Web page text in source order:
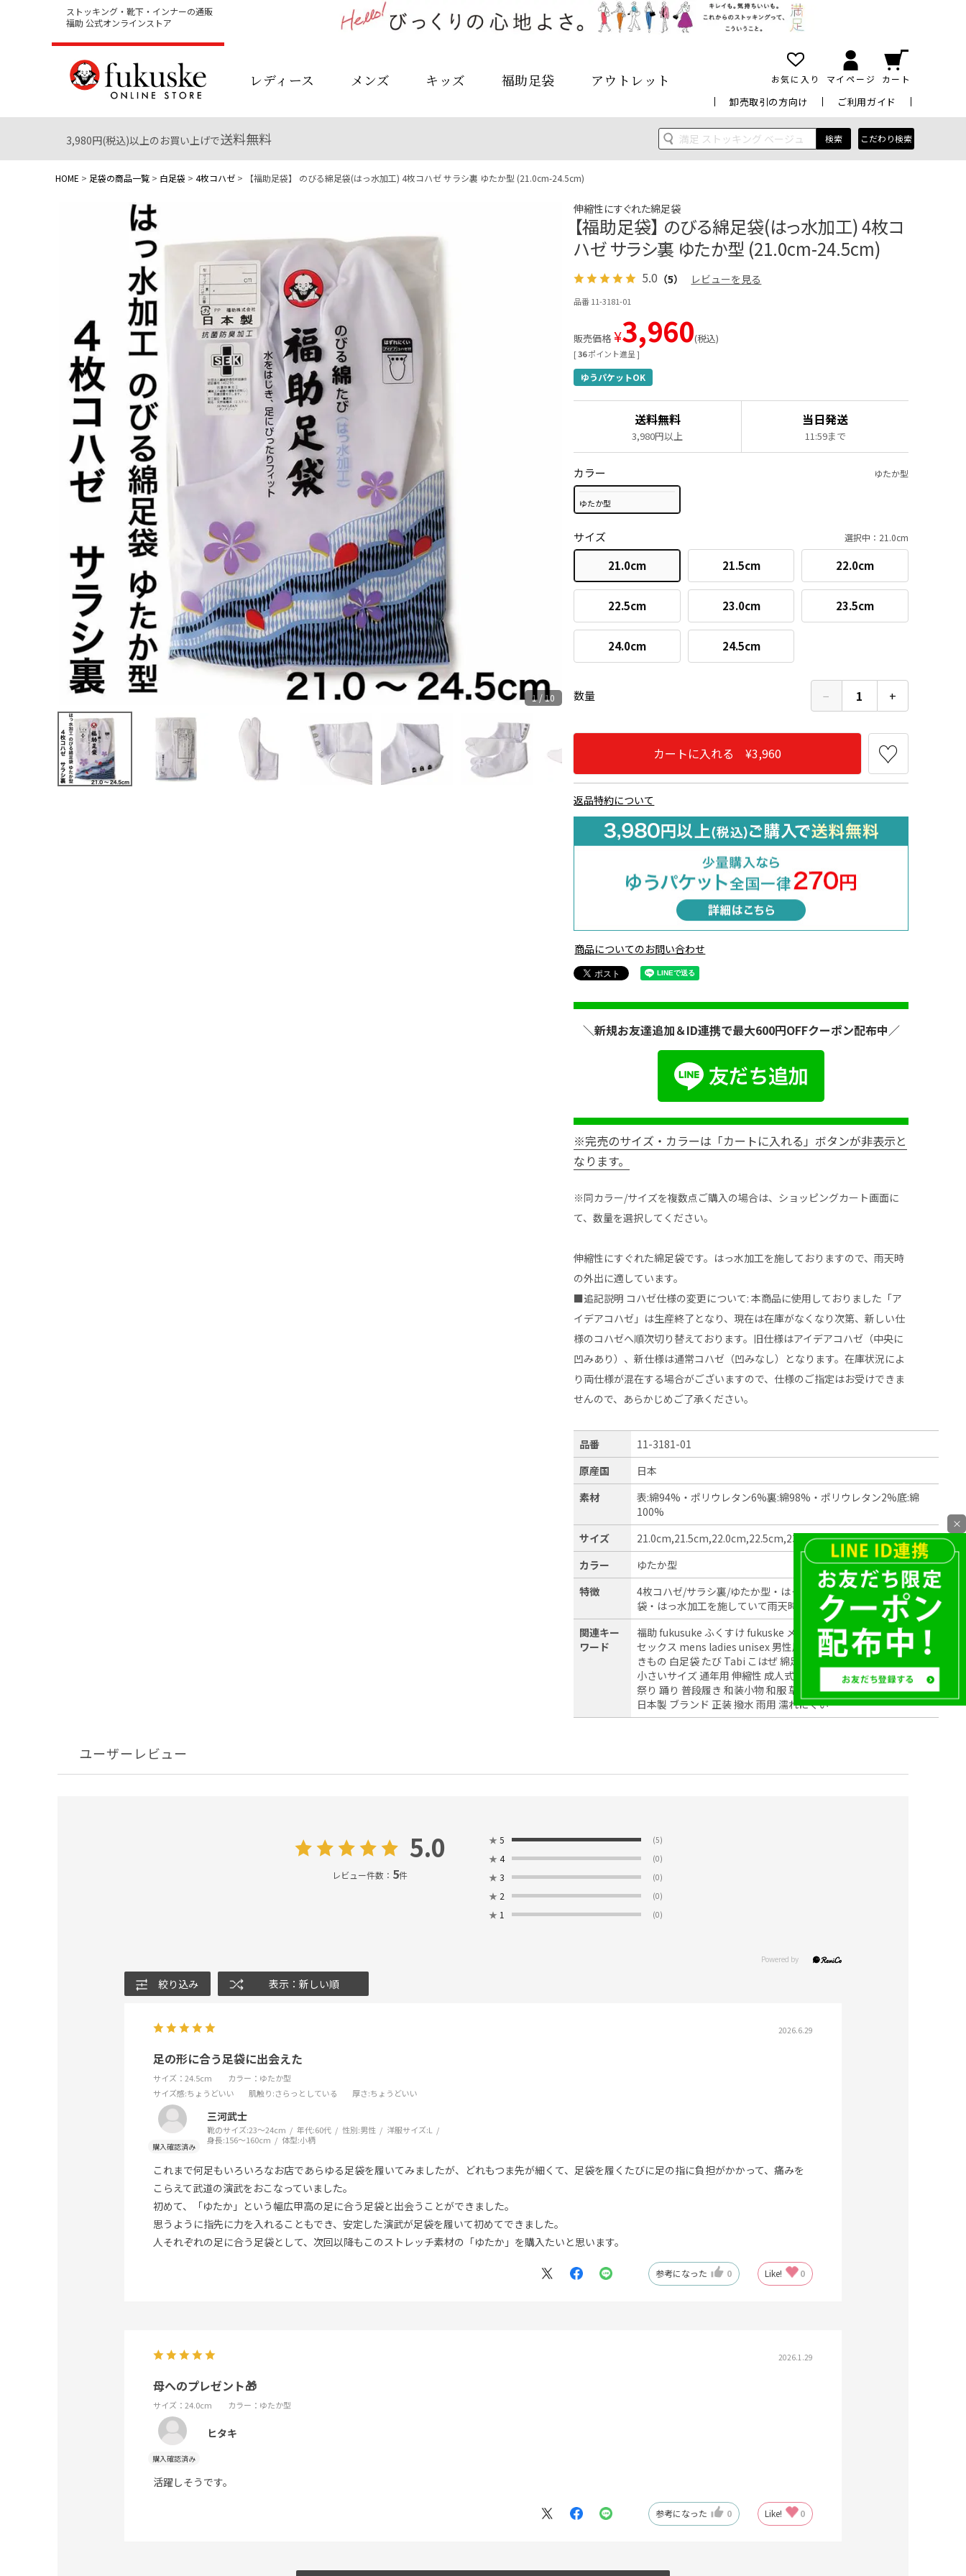
ストッキング・靴下・インナーの通販
福助 公式オンラインストア
レディース メンズ キッズ 福助足袋 アウトレット お気に入り マイページ カート
卸売取引の方向け ご利用ガイド
3,980円(税込)以上のお買い上げで送料無料 検索 こだわり検索
HOME 足袋の商品一覧 白足袋 4枚コハゼ 【福助足袋】 のびる綿足袋(はっ水加工) 4枚コハゼ サラシ裏 ゆたか型 (21.0cm-24.5cm)
1 / 10
伸縮性にすぐれた綿足袋
【福助足袋】 のびる綿足袋(はっ水加工) 4枚コ
ハゼ サラシ裏 ゆたか型 (21.0cm-24.5cm)
5.0 （5） レビューを見る
品番 11-3181-01
[36ポイント進呈 ]
販売価格 ¥3,960 税込
ゆうパケットOK
送料無料
3,980円以上
当日発送
11:59まで
カラー ゆたか型
ゆたか型
サイズ 選択中：21.0cm
21.0cm 21.5cm 22.0cm
22.5cm 23.0cm 23.5cm
24.0cm 24.5cm
数量 − 1 +
カートに入れる ¥3,960
返品特約について
商品についてのお問い合わせ
＼新規お友達追加＆ID連携で最大600円OFFクーポン配布中／
※完売のサイズ・カラーは「カートに入れる」ボタンが非表示と
なります。
※同カラー/サイズを複数点ご購入の場合は、ショッピングカート画面に
て、数量を選択してください。
伸縮性にすぐれた綿足袋です。はっ水加工を施しておりますので、雨天時
の外出に適しています。
■追記説明 コハゼ仕様の変更について: 本商品に使用しておりました「ア
イデアコハゼ」は生産終了となり、現在は在庫がなくなり次第、新しい仕
様のコハゼへ順次切り替えております。旧仕様はアイデアコハゼ（中央に
凹みあり）、新仕様は通常コハゼ（凹みなし）となります。在庫状況によ
り両仕様が混在する場合がございますので、仕様のご指定はお受けできま
せんので、あらかじめご了承ください。
品番
11-3181-01
原産国
日本
素材
表:綿94%・ポリウレタン6%裏:綿98%・ポリウレタン2%底:綿
100%
サイズ
21.0cm,21.5cm,22.0cm,22.5cm,23.0cm,23.5cm,24.0cm,24.5cm
カラー
ゆたか型
特徴
4枚コハゼ/サラシ裏/ゆたか型・はっ水加工・伸縮性に優れた綿足
袋・はっ水加工を施していて雨天時の外出に適している
関連キー
ワード
福助 fukusuke ふくすけ fukuske メンズ足袋 レディース足袋 ユニ
セックス mens ladies unisex 男性用 女性用 紳士足袋 婦人足袋 男
きもの 白足袋 たび Tabi こはぜ 綿足袋 丈夫 サイズ 大きいサイズ
小さいサイズ 通年用 伸縮性 成人式 結婚式 着物 袴 茶道 弓道 神事
祭り 踊り 普段履き 和装小物 和服 草履 雪駄 下駄 浴衣 フォーマル
日本製 ブランド 正装 撥水 雨用 濡れにくい
ユーザーレビュー
5.0
レビュー件数： 5件
★ 5 (5)
★ 4 (0)
★ 3 (0)
★ 2 (0)
★ 1 (0)
絞り込み 表示：新しい順
2026.6.29
足の形に合う足袋に出会えた
サイズ：24.5cm
カラー：ゆたか型
サイズ感:ちょうどいい 肌触り:さらっとしている 厚さ:ちょうどいい
三河武士
靴のサイズ:23～24cm 年代:60代 性別:男性 洋服サイズ:L
身長:156～160cm 体型:小柄
これまで何足もいろいろなお店であらゆる足袋を履いてみましたが、どれもつま先が細くて、足袋を履くたびに足の指に負担がかかって、痛みを
こらえて武道の演武をおこなっていました。
初めて、「ゆたか」という幅広甲高の足に合う足袋と出会うことができました。
思うように指先に力を入れることもでき、安定した演武が足袋を履いて初めてできました。
人それぞれの足に合う足袋として、次回以降もこのストレッチ素材の「ゆたか」を購入たいと思います。
参考になった 0 Like! 0
2026.1.29
母へのプレゼント🎁
サイズ：24.0cm カラー：ゆたか型
ヒタキ
活躍しそうです。
参考になった 0 Like! 0
×